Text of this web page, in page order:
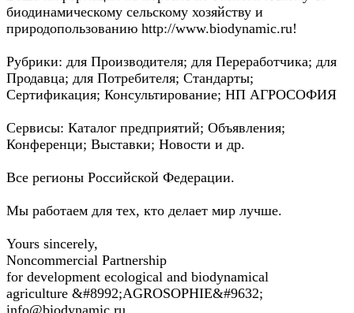
биодинамическому сельскому хозяйству и
природопользованию http://www.biodynamic.ru!
Рубрики: для Производителя; для Переработчика; для
Продавца; для Потребителя; Стандарты;
Сертификация; Консультирование; НП АГРОСОФИЯ
Сервисы: Каталог предприятий; Объявления;
Конференци; Выставки; Новости и др.
Все регионы Российской Федерации.
Мы работаем для тех, кто делает мир лучше.
Yours sincerely,
Noncommercial Partnership
for development ecological and biodynamical
agriculture &#8992;AGROSOPHIE&#9632;
info@biodynamic.ru